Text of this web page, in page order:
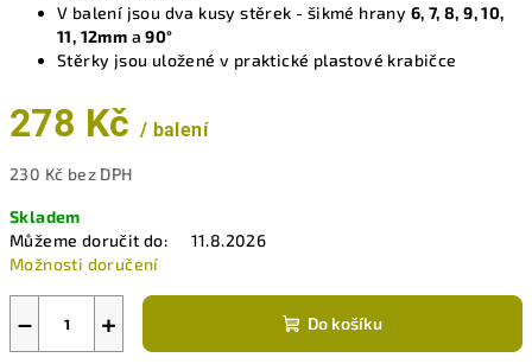
V balení jsou dva kusy stěrek - šikmé hrany 6, 7, 8, 9, 10,
11, 12mm a 90°
Stěrky jsou uložené v praktické plastové krabičce
278 Kč / balení
230 Kč bez DPH
cena:
Skladem
Můžeme doručit do:
11.8.2026
Možnosti doručení
+
− Do košíku